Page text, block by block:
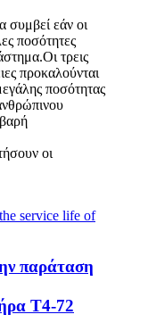
συμβεί εάν οι
ποσότητες
τρεις
προκαλούνται
ποσότητας
οι
παράταση
T4-72